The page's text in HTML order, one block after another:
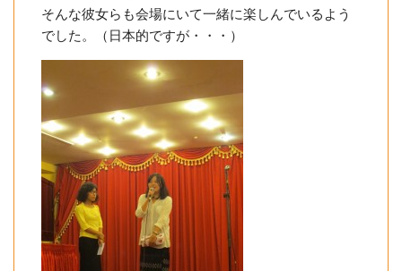
そんな彼女らも会場にいて一緒に楽しんでいるよう
でした。（日本的ですが・・・）